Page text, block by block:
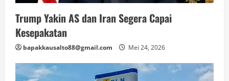
Trump Yakin AS dan Iran Segera Capai
Kesepakatan
bapakkausalto88@gmail.com Mei 24, 2026